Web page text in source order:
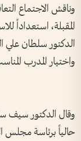
وناقش الاجتماع
المقبلة، استعداداً
الدكتور سلطان علي
واختيار المدرب
وقال الدكتور سيف
حالياً برئاسة مجلس